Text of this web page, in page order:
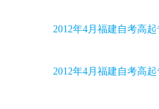
2012年4月福建自考高
2012年4月福建自考高